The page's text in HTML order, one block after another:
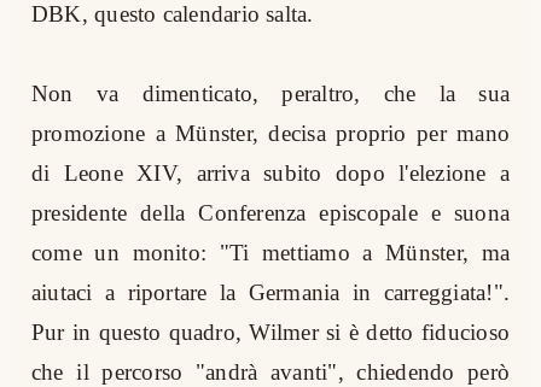
DBK, questo calendario salta.
Non va dimenticato, peraltro, che la sua
promozione a Münster, decisa proprio per mano
di Leone XIV, arriva subito dopo l'elezione a
presidente della Conferenza episcopale e suona
come un monito: "Ti mettiamo a Münster, ma
aiutaci a riportare la Germania in carreggiata!".
Pur in questo quadro, Wilmer si è detto fiducioso
che il percorso "andrà avanti", chiedendo però